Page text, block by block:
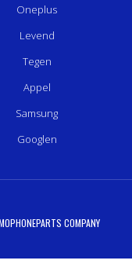
Oneplus
Levend
Tegen
Appel
Samsung
Googlen
COMPANY